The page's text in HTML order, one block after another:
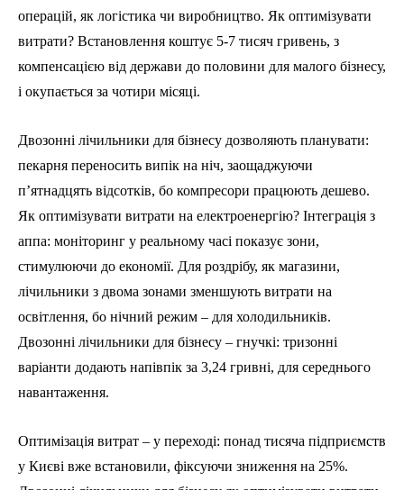
операцій, як логістика чи виробництво. Як оптимізувати
витрати? Встановлення коштує 5-7 тисяч гривень, з
компенсацією від держави до половини для малого бізнесу,
і окупається за чотири місяці.
Двозонні лічильники для бізнесу дозволяють планувати:
пекарня переносить випік на ніч, заощаджуючи
п’ятнадцять відсотків, бо компресори працюють дешево.
Як оптимізувати витрати на електроенергію? Інтеграція з
аппа: моніторинг у реальному часі показує зони,
стимулюючи до економії. Для роздрібу, як магазини,
лічильники з двома зонами зменшують витрати на
освітлення, бо нічний режим – для холодильників.
Двозонні лічильники для бізнесу – гнучкі: тризонні
варіанти додають напівпік за 3,24 гривні, для середнього
навантаження.
Оптимізація витрат – у переході: понад тисяча підприємств
у Києві вже встановили, фіксуючи зниження на 25%.